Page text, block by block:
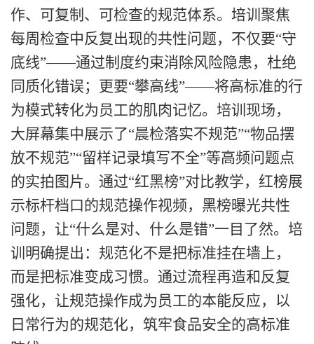
作、可复制、可检查的规范体系。培训聚焦
每周检查中反复出现的共性问题，不仅要“守
底线”——通过制度约束消除风险隐患，杜绝
同质化错误；更要“攀高线”——将高标准的行
为模式转化为员工的肌肉记忆。培训现场，
大屏幕集中展示了“晨检落实不规范”“物品摆
放不规范”“留样记录填写不全”等高频问题点
的实拍图片。通过“红黑榜”对比教学，红榜展
示标杆档口的规范操作视频，黑榜曝光共性
问题，让“什么是对、什么是错”一目了然。培
训明确提出：规范化不是把标准挂在墙上，
而是把标准变成习惯。通过流程再造和反复
强化，让规范操作成为员工的本能反应，以
日常行为的规范化，筑牢食品安全的高标准